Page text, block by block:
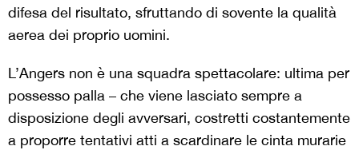
difesa del risultato, sfruttando di sovente la qualità
aerea dei proprio uomini.
L’Angers non è una squadra spettacolare: ultima per
possesso palla – che viene lasciato sempre a
disposizione degli avversari, costretti costantemente
a proporre tentativi atti a scardinare le cinta murarie